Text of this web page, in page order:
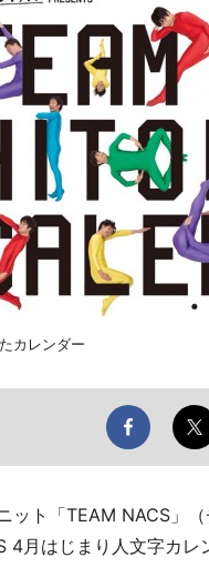
カレンダー
ト「TEAM NACS」
4月はじまり人文字カ